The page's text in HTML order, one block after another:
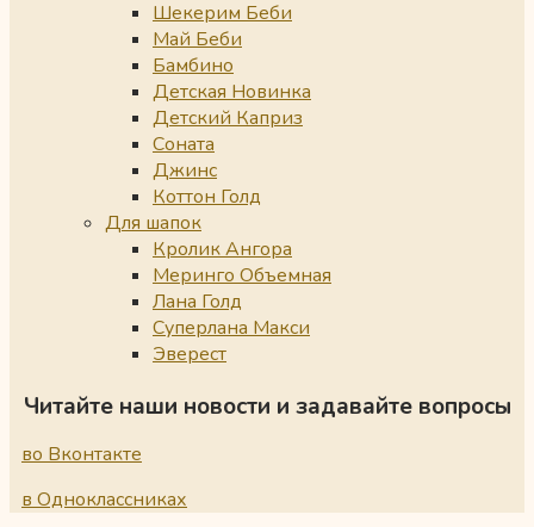
Шекерим Беби
Май Беби
Бамбино
Детская Новинка
Детский Каприз
Соната
Джинс
Коттон Голд
Для шапок
Кролик Ангора
Меринго Объемная
Лана Голд
Суперлана Макси
Эверест
Читайте наши новости и задавайте вопросы
во Вконтакте
в Одноклассниках